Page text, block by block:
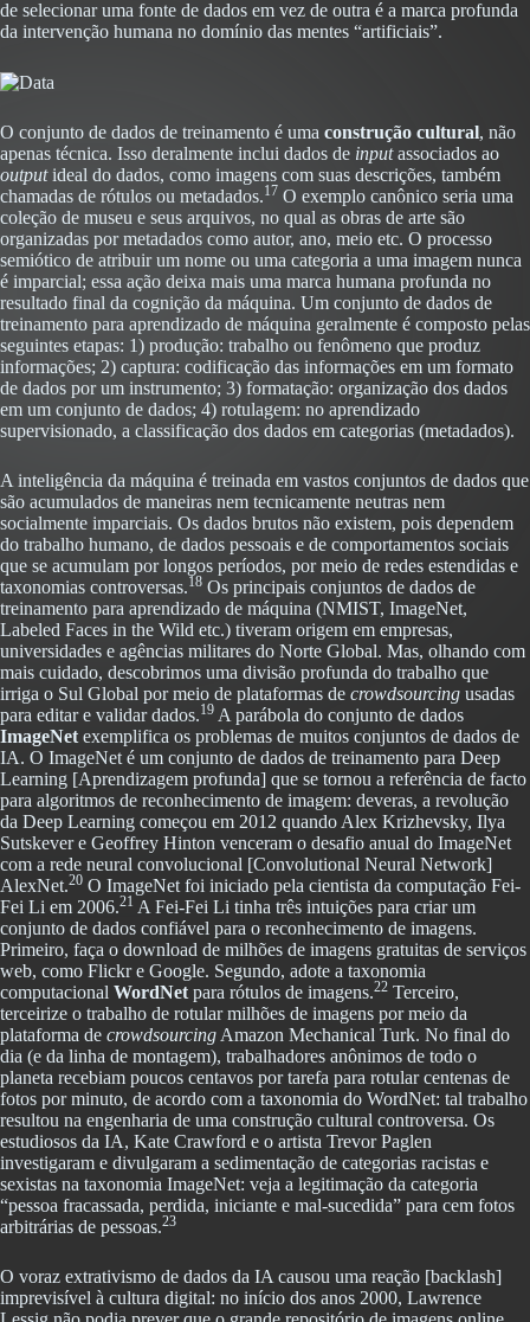
de selecionar uma fonte de dados em vez de outra é a marca profunda
da intervenção humana no domínio das mentes “artificiais”.
O conjunto de dados de treinamento é uma construção cultural, não
apenas técnica. Isso deralmente inclui dados de inputassociados ao
outputideal do dados, como imagens com suas descrições, também
chamadas de rótulos ou metadados.17 O exemplo canônico seria uma
coleção de museu e seus arquivos, no qual as obras de arte são
organizadas por metadados como autor, ano, meio etc. O processo
semiótico de atribuir um nome ou uma categoria a uma imagem nunca
é imparcial; essa ação deixa mais uma marca humana profunda no
resultado final da cognição da máquina. Um conjunto de dados de
treinamento para aprendizado de máquina geralmente é composto pelas
seguintes etapas: 1) produção: trabalho ou fenômeno que produz
informações; 2) captura: codificação das informações em um formato
de dados por um instrumento; 3) formatação: organização dos dados
em um conjunto de dados; 4) rotulagem: no aprendizado
supervisionado, a classificação dos dados em categorias (metadados).
A inteligência da máquina é treinada em vastos conjuntos de dados que
são acumulados de maneiras nem tecnicamente neutras nem
socialmente imparciais. Os dados brutos não existem, pois dependem
do trabalho humano, de dados pessoais e de comportamentos sociais
que se acumulam por longos períodos, por meio de redes estendidas e
taxonomias controversas.18 Os principais conjuntos de dados de
treinamento para aprendizado de máquina (NMIST, ImageNet,
Labeled Faces in the Wild etc.) tiveram origem em empresas,
universidades e agências militares do Norte Global. Mas, olhando com
mais cuidado, descobrimos uma divisão profunda do trabalho que
irriga o Sul Global por meio de plataformas de crowdsourcing usadas
para editar e validar dados.19 A parábola do conjunto de dados
ImageNetexemplifica os problemas de muitos conjuntos de dados de
IA. O ImageNet é um conjunto de dados de treinamento para Deep
Learning [Aprendizagem profunda] que se tornou a referência de facto
para algoritmos de reconhecimento de imagem: deveras, a revolução
da Deep Learning começou em 2012 quando Alex Krizhevsky, Ilya
Sutskever e Geoffrey Hinton venceram o desafio anual do ImageNet
com a rede neural convolucional [Convolutional Neural Network]
AlexNet.20 O ImageNet foi iniciado pela cientista da computação Fei-
Fei Li em 2006.21 A Fei-Fei Li tinha três intuições para criar um
conjunto de dados confiável para o reconhecimento de imagens.
Primeiro, faça o download de milhões de imagens gratuitas de serviços
web, como Flickr e Google. Segundo, adote a taxonomia
computacional WordNetpara rótulos de imagens.22 Terceiro,
terceirize o trabalho de rotular milhões de imagens por meio da
plataforma de crowdsourcingAmazon Mechanical Turk. No final do
dia (e da linha de montagem), trabalhadores anônimos de todo o
planeta recebiam poucos centavos por tarefa para rotular centenas de
fotos por minuto, de acordo com a taxonomia do WordNet: tal trabalho
resultou na engenharia de uma construção cultural controversa. Os
estudiosos da IA, Kate Crawford e o artista Trevor Paglen
investigaram e divulgaram a sedimentação de categorias racistas e
sexistas na taxonomia ImageNet: veja a legitimação da categoria
“pessoa fracassada, perdida, iniciante e mal-sucedida” para cem fotos
arbitrárias de pessoas.23
O voraz extrativismo de dados da IA causou uma reação [backlash]
imprevisível à cultura digital: no início dos anos 2000, Lawrence